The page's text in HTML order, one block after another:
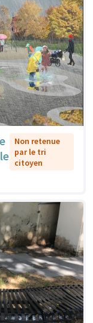
Non retenue
par le tri
citoyen